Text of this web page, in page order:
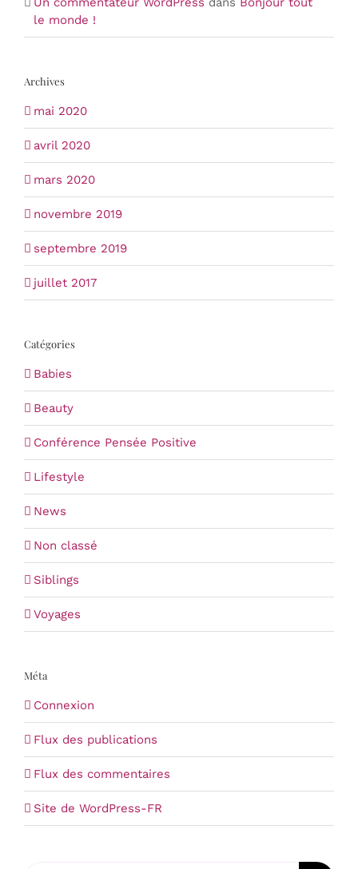
le monde !
Archives
mai 2020
avril 2020
mars 2020
novembre 2019
septembre 2019
juillet 2017
Catégories
Babies
Beauty
Conférence Pensée Positive
Lifestyle
News
Non classé
Siblings
Voyages
Méta
Connexion
Flux des publications
Flux des commentaires
Site de WordPress-FR